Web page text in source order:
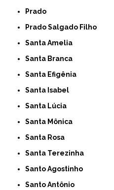
Prado
Prado Salgado Filho
Santa Amelia
Santa Branca
Santa Efigênia
Santa Isabel
Santa Lúcia
Santa Mônica
Santa Rosa
Santa Terezinha
Santo Agostinho
Santo Antônio